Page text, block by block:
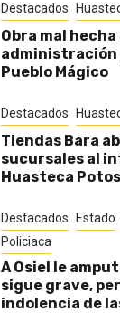
Destacados
Obra mal hecha
administración
Pueblo Mágico
Destacados
Tiendas Bara
sucursales al
Huasteca
Destacados Estado
Policiaca
A Osiel le
sigue grave,
indolencia de